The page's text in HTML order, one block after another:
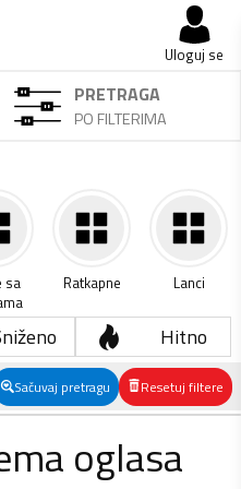
Uloguj se
PRETRAGA
PO FILTERIMA
sa
Ratkapne Lanci
Hitno
Sačuvaj pretragu Resetuj filtere
oglasa